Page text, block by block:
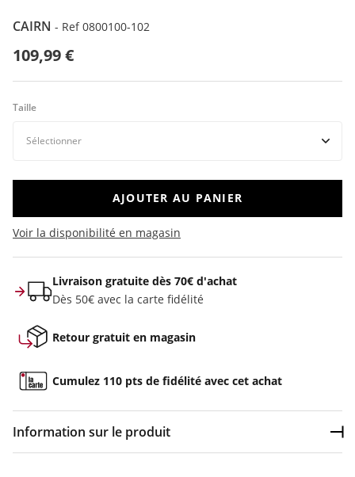
CAIRN - Ref 0800100-102
109,99 €
Taille
AJOUTER AU PANIER
Voir la disponibilité en magasin
Livraison gratuite dès 70€ d'achat
Dès 50€ avec la carte fidélité
Retour gratuit en magasin
Cumulez 110 pts de fidélité avec cet achat
Information sur le produit